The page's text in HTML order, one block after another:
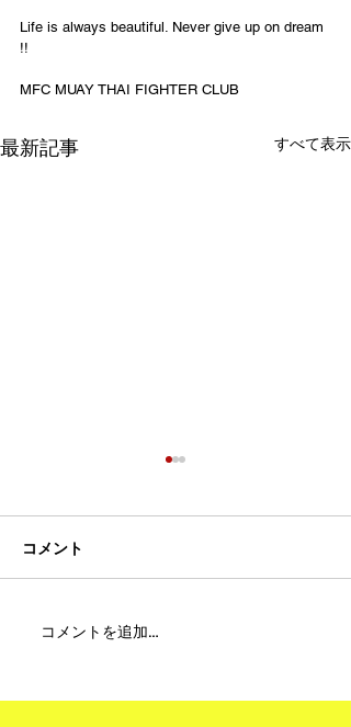
Life is always beautiful. Never give up on dream
!!
MFC MUAY THAI FIGHTER CLUB
最新記事 すべて表示
MFC DREAM FIGHT 24にご
皆様へ
コメント
コメントを追加…